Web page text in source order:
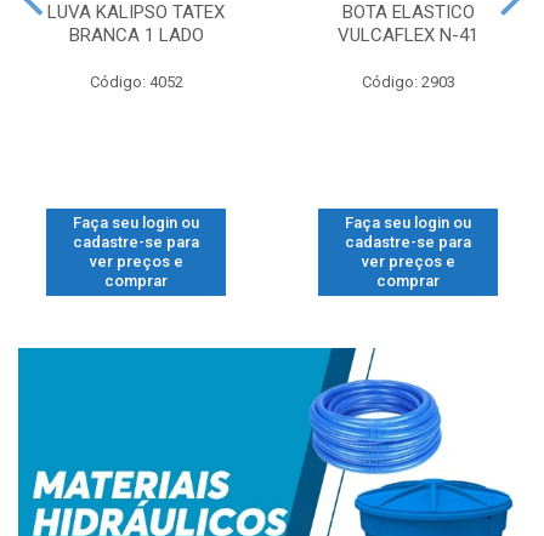
LUVA KALIPSO TATEX
BRANCA 1 LADO
Código: 4052
Faça seu login ou
cadastre-se para
ver preços e
comprar
BOTA ELASTICO
VULCAFLEX N-41
Código: 2903
Faça seu login ou
cadastre-se para
ver preços e
comprar